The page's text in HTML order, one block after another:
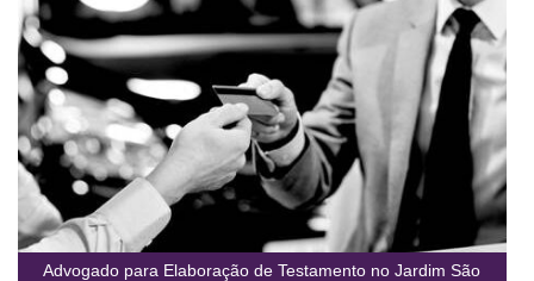
Advogado para Elaboração de Testamento no Jardim São